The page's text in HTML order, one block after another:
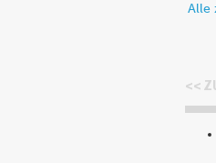
Alle
<<